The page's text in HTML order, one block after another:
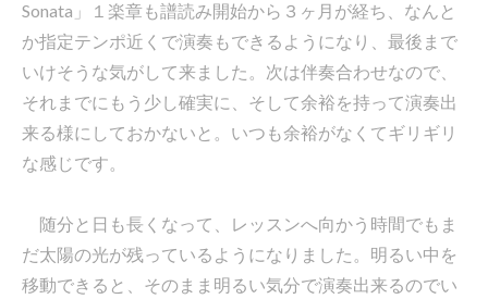
Sonata」１楽章も譜読み開始から３ヶ月が経ち、なんと
か指定テンポ近くで演奏もできるようになり、最後まで
いけそうな気がして来ました。次は伴奏合わせなので、
それまでにもう少し確実に、そして余裕を持って演奏出
来る様にしておかないと。いつも余裕がなくてギリギリ
な感じです。
随分と日も長くなって、レッスンへ向かう時間でもま
だ太陽の光が残っているようになりました。明るい中を
移動できると、そのまま明るい気分で演奏出来るのでい